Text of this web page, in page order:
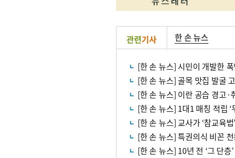
관련기사 한 손 뉴스
[한 손 뉴스] 시민이 개발한
[한 손 뉴스] 골목 맛집 발굴
[한 손 뉴스] 이란 공습 경고·
[한 손 뉴스] 1대1 매칭 적립
[한 손 뉴스] 교사가 ‘참교육
[한 손 뉴스] 특권의식 비꼰
[한 손 뉴스] 10년 전 ‘그 단